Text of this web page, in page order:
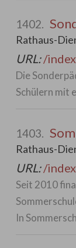
1402.
Rathaus-
URL: /
Die
Schülern mit
1403.
Rathaus-
URL: /
Seit 2010
In